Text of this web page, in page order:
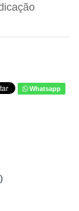
Whatsapp